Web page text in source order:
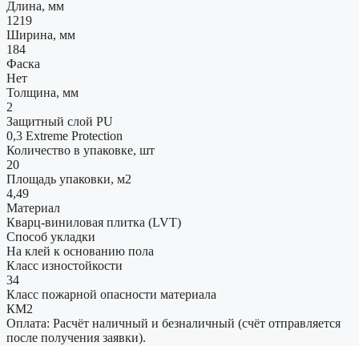
Длина, мм
1219
Ширина, мм
184
Фаска
Нет
Толщина, мм
2
Защитный слой PU
0,3 Extreme Protection
Количество в упаковке, шт
20
Площадь упаковки, м2
4,49
Материал
Кварц-виниловая плитка (LVT)
Способ укладки
На клей к основанию пола
Класс изностойкости
34
Класс пожарной опасности материала
КМ2
Оплата: Расчёт наличный и безналичный (счёт отправляется
после получения заявки).